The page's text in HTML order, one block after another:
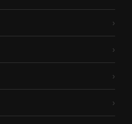
›
›
›
›